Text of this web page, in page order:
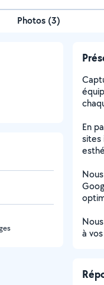
Photos (3)
En
sites
à